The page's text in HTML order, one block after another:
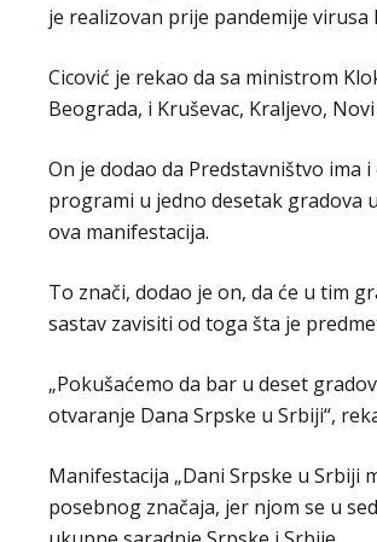
je realizovan prije pandemije virusa
Cicović je rekao da sa ministrom
Beograda, i Kruševac, Kraljevo, Novi
On je dodao da Predstavništvo ima
programi u jedno desetak gradova
ova manifestacija.
To znači, dodao je on, da će u tim
sastav zavisiti od toga šta je
„Pokušaćemo da bar u deset
otvaranje Dana Srpske u Srbiji“,
Manifestacija „Dani Srpske u Srbiji
posebnog značaja, jer njom se u